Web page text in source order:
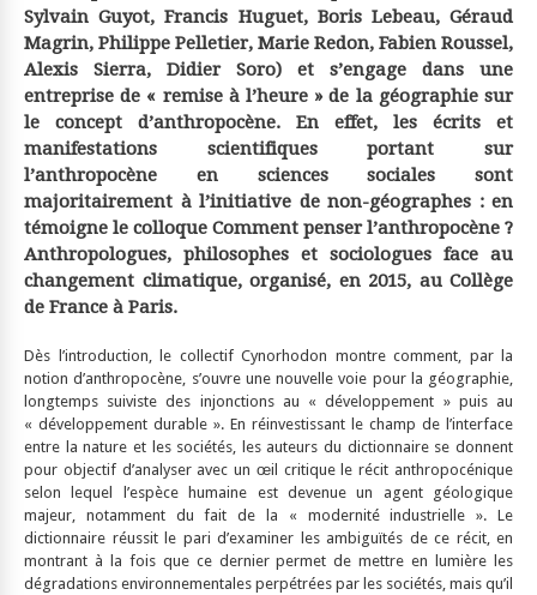
Sylvain Guyot, Francis Huguet, Boris Lebeau, Géraud
Magrin, Philippe Pelletier, Marie Redon, Fabien Roussel,
Alexis Sierra, Didier Soro) et s’engage dans une
entreprise de « remise à l’heure » de la géographie sur
le concept d’anthropocène. En effet, les écrits et
manifestations scientifiques portant sur
l’anthropocène en sciences sociales sont
majoritairement à l’initiative de non-géographes : en
témoigne le colloque Comment penser l’anthropocène ?
Anthropologues, philosophes et sociologues face au
changement climatique, organisé, en 2015, au Collège
de France à Paris.
Dès l’introduction, le collectif Cynorhodon montre comment, par la
notion d’anthropocène, s’ouvre une nouvelle voie pour la géographie,
longtemps suiviste des injonctions au « développement » puis au
« développement durable ». En réinvestissant le champ de l’interface
entre la nature et les sociétés, les auteurs du dictionnaire se donnent
pour objectif d’analyser avec un œil critique le récit anthropocénique
selon lequel l’espèce humaine est devenue un agent géologique
majeur, notamment du fait de la « modernité industrielle ». Le
dictionnaire réussit le pari d’examiner les ambiguïtés de ce récit, en
montrant à la fois que ce dernier permet de mettre en lumière les
dégradations environnementales perpétrées par les sociétés, mais qu’il